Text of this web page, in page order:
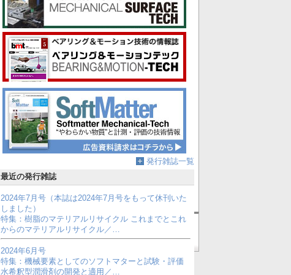
発行雑誌一覧
最近の発行雑誌
2024年7月号（本誌は2024年7月号をもって休刊いた
しました）
特集：樹脂のマテリアルリサイクル これまでとこれ
からのマテリアルリサイクル／…
2024年6月号
特集：機械要素としてのソフトマターと試験・評価
水希釈型潤滑剤の開発と適用／…